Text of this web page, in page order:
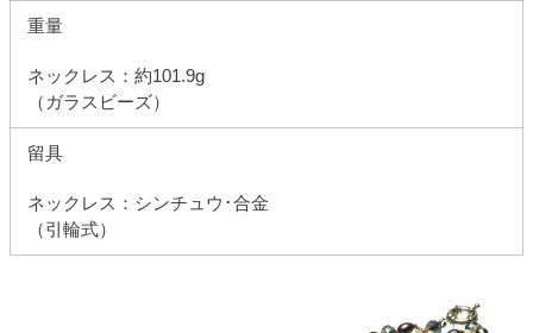
重量
ネックレス：約101.9g
（ガラスビーズ）
留具
ネックレス：シンチュウ･合金
（引輪式）